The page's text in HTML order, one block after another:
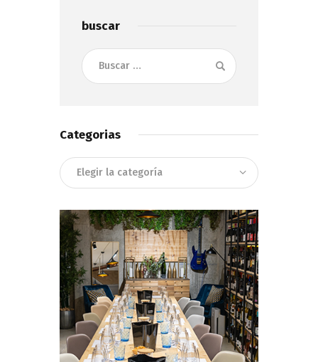
buscar
Buscar:
Categorias
Categorias